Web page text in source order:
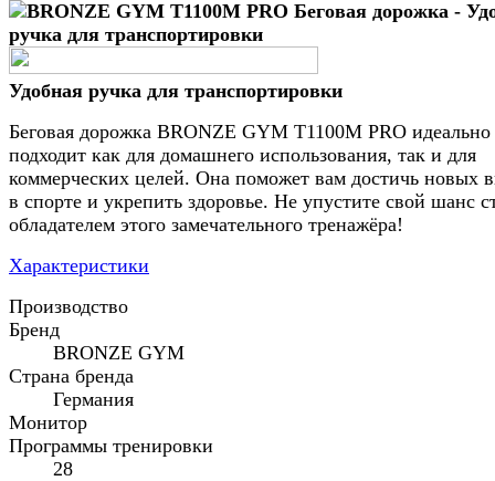
Удобная ручка для транспортировки
Беговая дорожка BRONZE GYM T1100M PRO идеально
подходит как для домашнего использования, так и для
коммерческих целей. Она поможет вам достичь новых
в спорте и укрепить здоровье. Не упустите свой шанс
обладателем этого замечательного тренажёра!
Характеристики
Производство
Бренд
BRONZE GYM
Страна бренда
Германия
Монитор
Программы тренировки
28